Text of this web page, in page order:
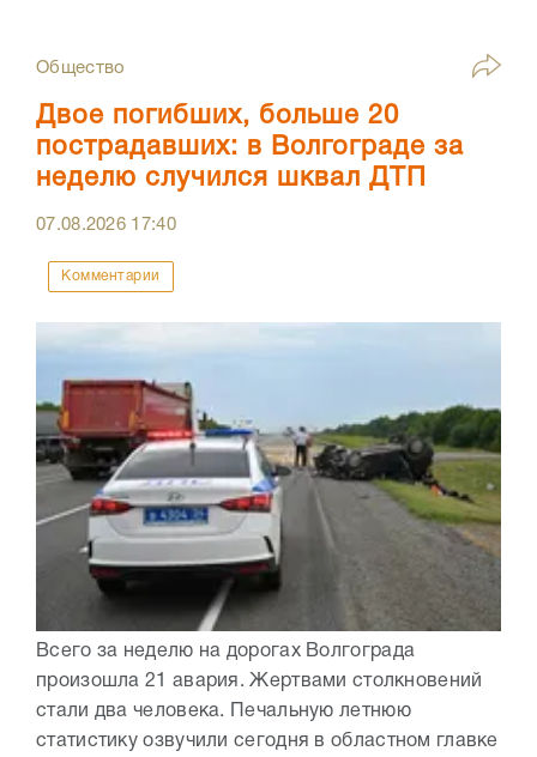
Общество
Двое погибших, больше 20
пострадавших: в Волгограде за
неделю случился шквал ДТП
07.08.2026 17:40
Комментарии
Всего за неделю на дорогах Волгограда
произошла 21 авария. Жертвами столкновений
стали два человека. Печальную летнюю
статистику озвучили сегодня в областном главке